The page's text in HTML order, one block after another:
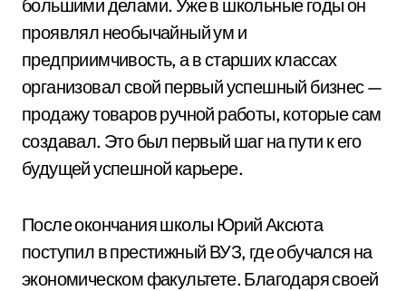
большими делами. Уже в школьные годы он
проявлял необычайный ум и
предприимчивость, а в старших классах
организовал свой первый успешный бизнес —
продажу товаров ручной работы, которые сам
создавал. Это был первый шаг на пути к его
будущей успешной карьере.
После окончания школы Юрий Аксюта
поступил в престижный ВУЗ, где обучался на
экономическом факультете. Благодаря своей